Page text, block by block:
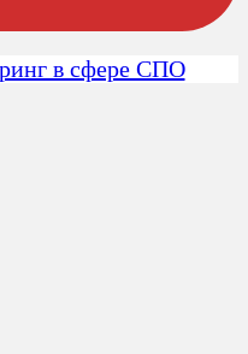
в сфере СПО